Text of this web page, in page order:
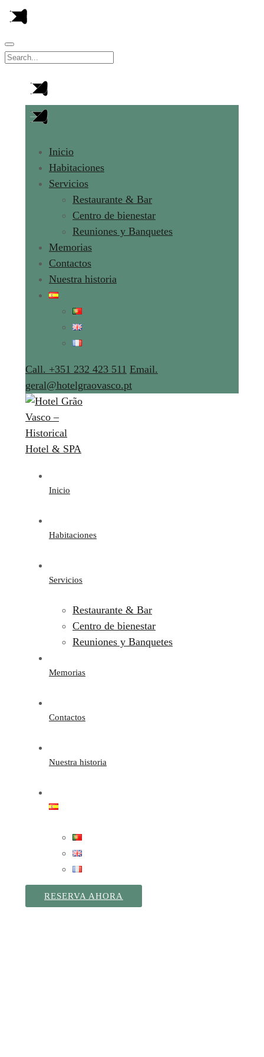
Inicio
Habitaciones
Servicios
Restaurante & Bar
Centro de bienestar
Reuniones y Banquetes
Memorias
Contactos
Nuestra historia
Call. +351 232 423 511 Email.
geral@hotelgraovasco.pt
Inicio
Habitaciones
Servicios
Restaurante & Bar
Centro de bienestar
Reuniones y Banquetes
Memorias
Contactos
Nuestra historia
RESERVA AHORA